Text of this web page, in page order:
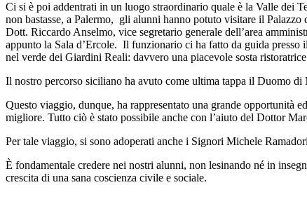
Ci si è poi addentrati in un luogo straordinario quale è la Valle dei
non bastasse, a Palermo, gli alunni hanno potuto visitare il
Dott. Riccardo Anselmo, vice segretario generale dell’area
appunto la Sala d’Ercole. Il funzionario ci ha fatto da guida
nel verde dei Giardini Reali: davvero una piacevole sosta
Il nostro percorso siciliano ha avuto come ultima tappa il Duomo di
Questo viaggio, dunque, ha rappresentato una grande
migliore. Tutto ciò è stato possibile anche con l’aiuto del Dottor
Per tale viaggio, si sono adoperati anche i Signori Michele
È fondamentale credere nei nostri alunni, non lesinando né in
crescita di una sana coscienza civile e sociale.